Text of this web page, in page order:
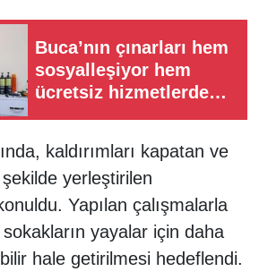
Buca’nın çınarları hem
sosyalleşiyor hem
ücretsiz hizmetlerden
kaldırımları kapatan ve
yerleştirilen
Yapılan çalışmalarla
yayalar için daha
hale getirilmesi hedeflendi.